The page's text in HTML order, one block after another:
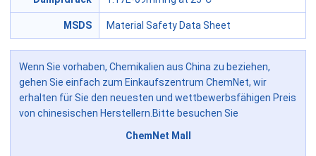
MSDS Material Safety Data Sheet
Wenn Sie vorhaben, Chemikalien aus China zu beziehen,
gehen Sie einfach zum Einkaufszentrum ChemNet, wir
erhalten für Sie den neuesten und wettbewerbsfähigen Preis
von chinesischen Herstellern.Bitte besuchen Sie
ChemNet Mall